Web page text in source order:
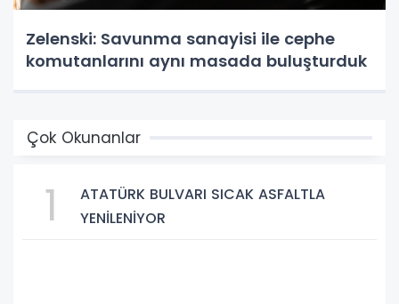
Zelenski: Savunma sanayisi ile cephe
komutanlarını aynı masada buluşturduk
Çok Okunanlar
1
ATATÜRK BULVARI SICAK ASFALTLA
YENİLENİYOR